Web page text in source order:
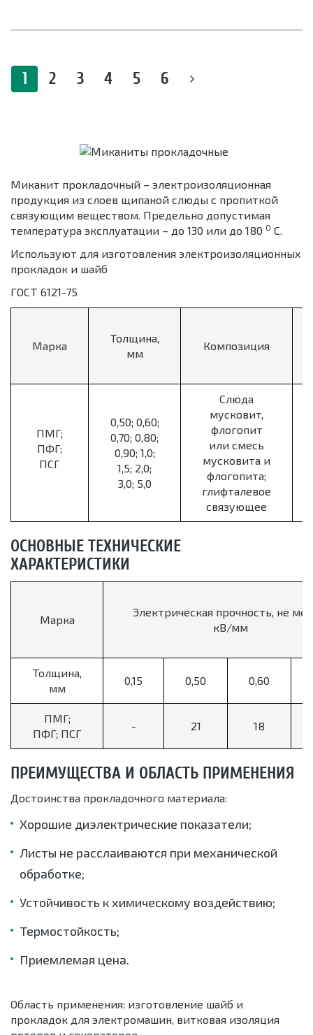
1 2 3 4 5 6
Миканит прокладочный – электроизоляционная
продукция из слоев щипаной слюды с пропиткой
связующим веществом. Предельно допустимая
температура эксплуатации – до 130 или до 180 0 С.
Используют для изготовления электроизоляционных
прокладок и шайб
ГОСТ 6121-75
Марка
Толщина,
мм
Композиция
ПМГ;
ПФГ;
ПСГ
0,50; 0,60;
0,70; 0,80;
0,90; 1,0;
1,5; 2,0;
3,0; 5,0
Слюда
мусковит,
флогопит
или смесь
мусковита и
флогопита;
глифталевое
связующее
ОСНОВНЫЕ ТЕХНИЧЕСКИЕ
ХАРАКТЕРИСТИКИ
Марка
Электрическая прочность, не
кВ/мм
Толщина,
мм
0,15 0,50 0,60
ПМГ;
ПФГ; ПСГ
- 21 18
ПРЕИМУЩЕСТВА И ОБЛАСТЬ ПРИМЕНЕНИЯ
Достоинства прокладочного материала:
Хорошие диэлектрические показатели;
Листы не расслаиваются при механической
обработке;
Устойчивость к химическому воздействию;
Термостойкость;
Приемлемая цена.
Область применения: изготовление шайб и
прокладок для электромашин, витковая изоляция